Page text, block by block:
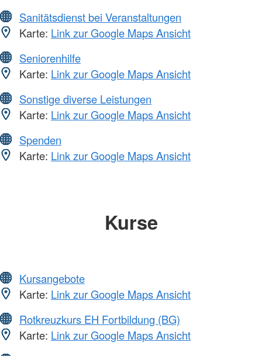
Sanitätsdienst bei Veranstaltungen
Karte: Link zur Google Maps Ansicht
Seniorenhilfe
Karte: Link zur Google Maps Ansicht
Sonstige diverse Leistungen
Karte: Link zur Google Maps Ansicht
Spenden
Karte: Link zur Google Maps Ansicht
Kurse
Kursangebote
Karte: Link zur Google Maps Ansicht
Rotkreuzkurs EH Fortbildung (BG)
Karte: Link zur Google Maps Ansicht